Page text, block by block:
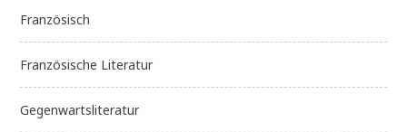
Französisch
Französische Literatur
Gegenwartsliteratur